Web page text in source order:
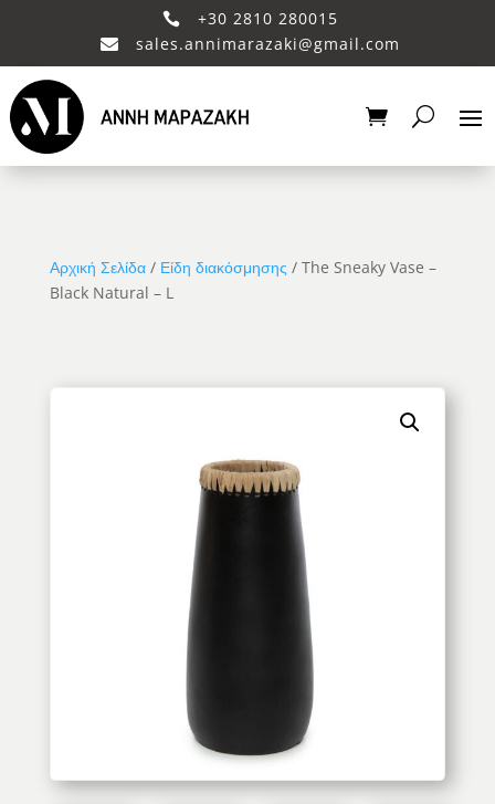
 +30 2810 280015
 sales.annimarazaki@gmail.com
Αρχική Σελίδα/ Είδη διακόσμησης / The Sneaky Vase –
Black Natural – L